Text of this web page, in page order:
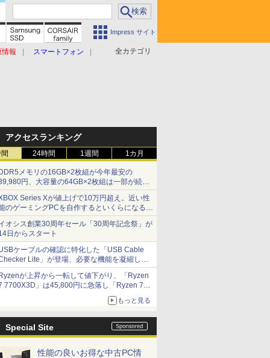
Impress サイト
全カテゴリ
情報 スマートフォン
アクセスランキング
24時間 1週間 1カ月
メモリの16GB×2枚組が今年最安の
円、大容量の64GB×2枚組は一部が続騰
月前半のメモリ価格]
Series Xが値上げで10万円超え。近い性
のゲーミングPCを自作するといくらになる？
石田賀津男の『酒の肴にPCゲーム』】
オシス創業30周年セール「30周年記念祭」が
日からスタート
ケーブルの確認に特化した「USB Cable
Lite」が登場、必要な機能を凝縮しコ
パクトに 7日発売
が上昇から一転して値下がり、「Ryzen
7700X3D」は45,800円に急落し「Ryzen 7
」との価格逆転解消 [8月前半のCPU
もっと見る
Special Site
性能の良いお得な中古PC情